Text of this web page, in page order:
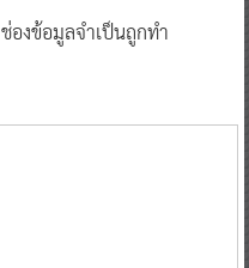
ช่องข้อมูลจำเป็นถูกทำ